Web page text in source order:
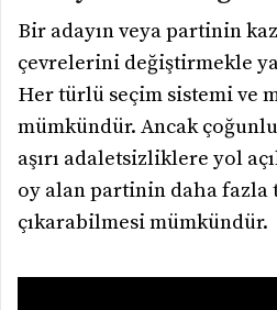
Bir adayın veya partinin
çevrelerini değiştirmekle
Her türlü seçim sistemi ve
mümkündür. Ancak
aşırı adaletsizliklere yol
oy alan partinin daha fazla
çıkarabilmesi mümkündür.